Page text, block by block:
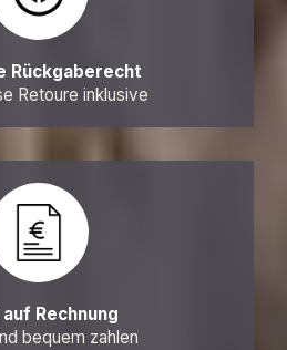
Rückgaberecht
Retoure inklusive
Rechnung
bequem zahlen